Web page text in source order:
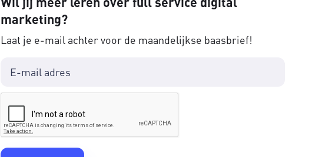
marketing?
Laat je e-mail achter voor de maandelijkse baasbrief!